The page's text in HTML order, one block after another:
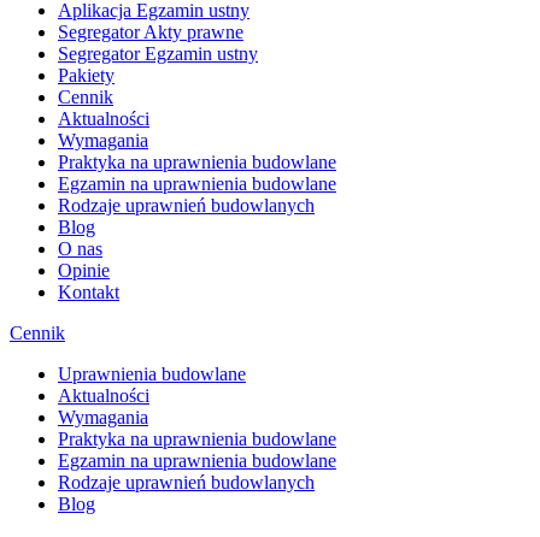
Aplikacja Egzamin ustny
Segregator Akty prawne
Segregator Egzamin ustny
Pakiety
Cennik
Aktualności
Wymagania
Praktyka na uprawnienia budowlane
Egzamin na uprawnienia budowlane
Rodzaje uprawnień budowlanych
Blog
O nas
Opinie
Kontakt
Cennik
Uprawnienia budowlane
Aktualności
Wymagania
Praktyka na uprawnienia budowlane
Egzamin na uprawnienia budowlane
Rodzaje uprawnień budowlanych
Blog